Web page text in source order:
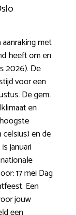
met
heeft om en
2026). De
vooreen
De gem.
en
celsius) en de
januari
17 mei Dag
Een
jouw